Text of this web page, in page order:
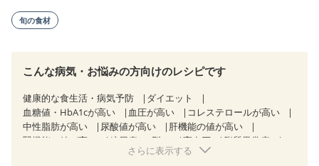
旬の食材
こんな病気・お悩みの方向けのレシピです
健康的な食生活・病気予防
ダイエット
血糖値・HbA1cが高い
血圧が高い
コレステロールが高い
中性脂肪が高い
尿酸値が高い
肝機能の値が高い
腎機能の値が高い
糖尿病（2型） 高血圧
脂質異常症
狭心症 心筋梗塞
さらに表示する